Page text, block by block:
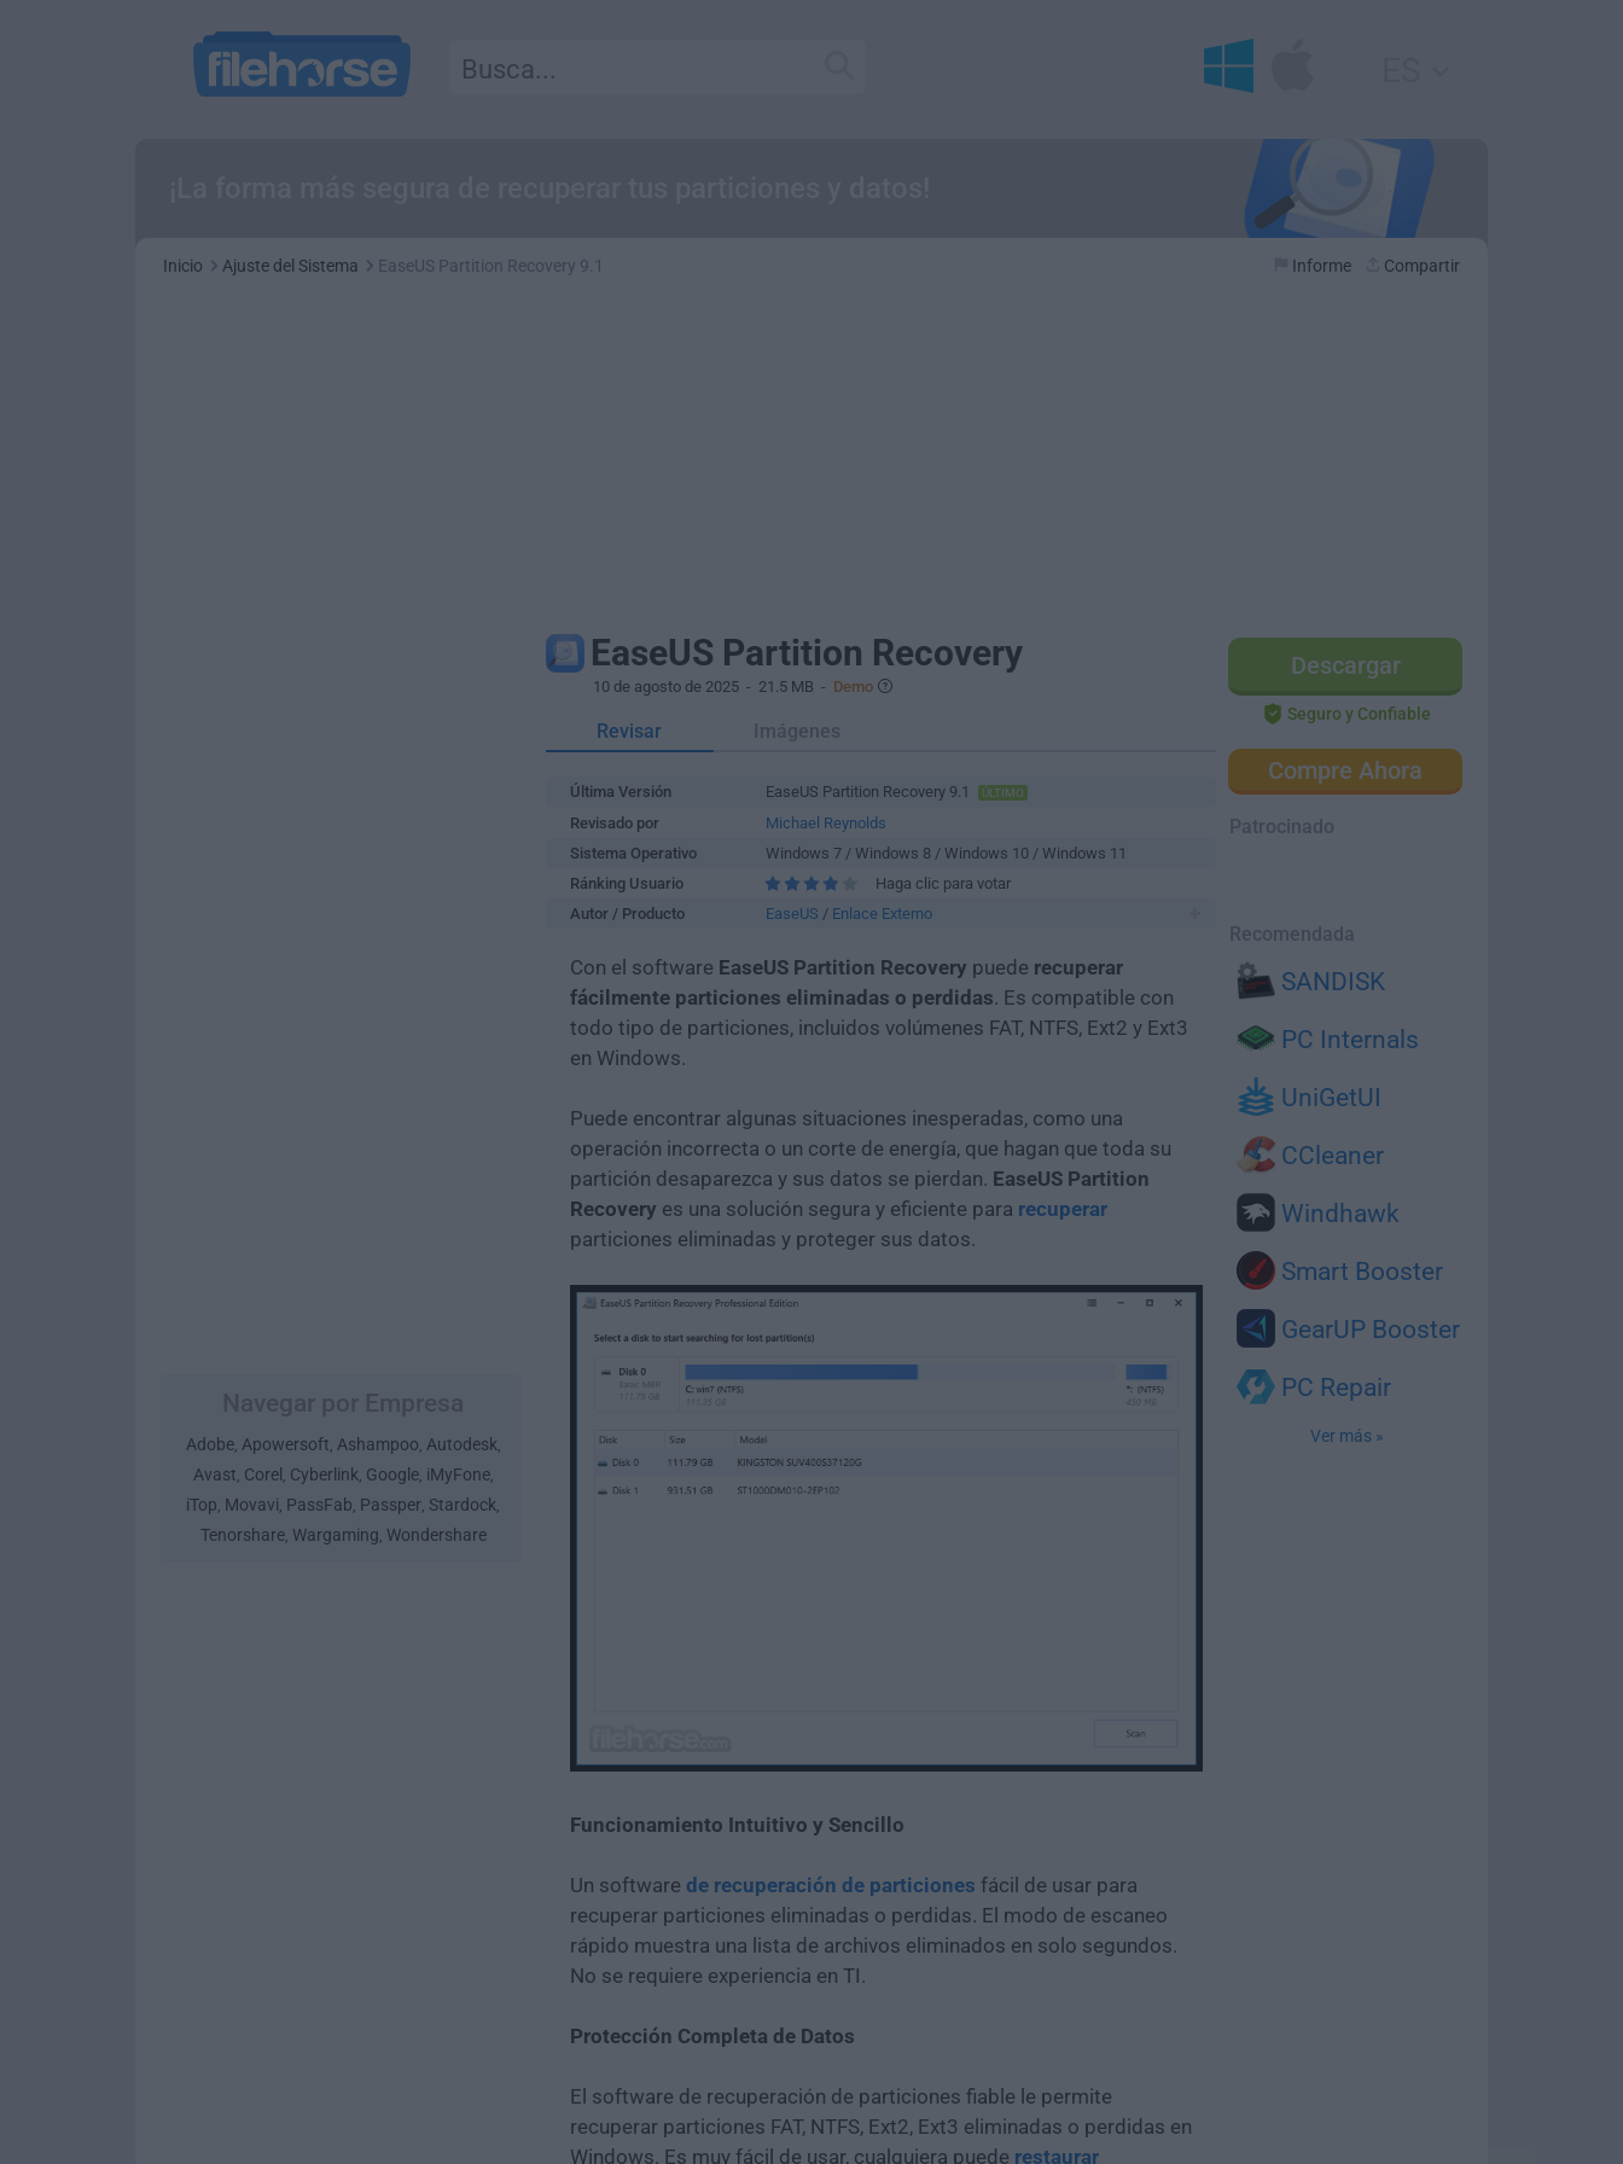
Inicio Ajuste del Sistema EaseUS Partition Recovery 9.1 Informe Compartir
Adobe, Apowersoft, Ashampoo, Autodesk,
Avast, Corel , Cyberlink, Google, iMyFone,
iTop, Movavi, PassFab, Passper, Stardock,
Tenorshare, Wargaming, Wondershare
Descargar
Seguro y Confiable
Compre Ahora
Patrocinado
Recomendada
SANDISK
PC Internals
UniGetUI
CCleaner
Windhawk
Smart Booster
GearUP Booster
PC Repair
Ver más »
EaseUS Partition Recovery
10 de agosto de 2025 - 21.5 MB - Demo
Revisar Imágenes
Última Versión EaseUS Partition Recovery 9.1 ÚLTIMO
Revisado por
Michael Reynolds
Sistema Operativo
Windows 7 / Windows 8 / Windows 10 / Windows 11
Ránking Usuario
Haga clic para votar
Autor / Producto
EaseUS / Enlace Externo
Con el software EaseUS Partition Recovery puede recuperar
fácilmente particiones eliminadas o perdidas. Es compatible con
todo tipo de particiones, incluidos volúmenes FAT, NTFS, Ext2 y Ext3
en Windows.
Puede encontrar algunas situaciones inesperadas, como una
operación incorrecta o un corte de energía, que hagan que toda su
partición desaparezca y sus datos se pierdan. EaseUS Partition
Recovery es una solución segura y eficiente para recuperar
particiones eliminadas y proteger sus datos.
Funcionamiento Intuitivo y Sencillo
Un software de recuperación de particiones fácil de usar para
recuperar particiones eliminadas o perdidas. El modo de escaneo
rápido muestra una lista de archivos eliminados en solo segundos.
No se requiere experiencia en TI.
Protección Completa de Datos
El software de recuperación de particiones fiable le permite
recuperar particiones FAT, NTFS, Ext2, Ext3 eliminadas o perdidas en
Windows. Es muy fácil de usar, cualquiera puede restaurar